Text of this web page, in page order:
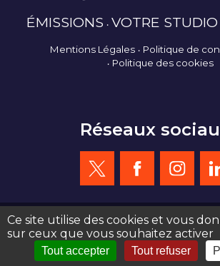
ÉMISSIONS VOTRE STUDIO
Mentions Légales
Politique de
Politique des cookies
Réseaux
création site web : agence de communication
Ce site utilise des cookies et vous
sur ceux que vous souhaitez activer
Tout accepter Tout refuser